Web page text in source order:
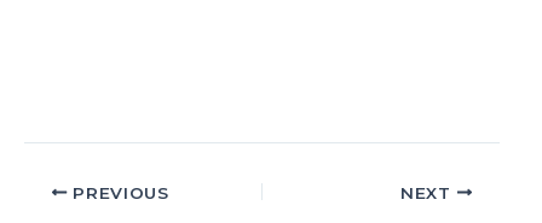
PREVIOUS NEXT